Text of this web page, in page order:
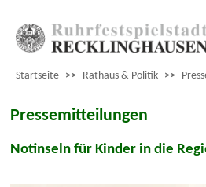
Startseite >> Rathaus & Politik >>
Pressemitteilungen
Notinseln für Kinder in die